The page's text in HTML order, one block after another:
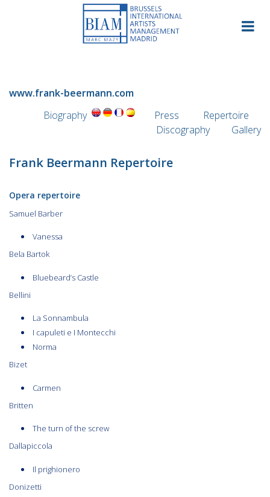
www.frank-beermann.com
Biography
Press
Repertoire
Discography
Gallery
Frank Beermann Repertoire
Opera repertoire
Samuel Barber
Vanessa
Bela Bartok
Bluebeard’s Castle
Bellini
La Sonnambula
I capuleti e I Montecchi
Norma
Bizet
Carmen
Britten
The turn of the screw
Dallapiccola
Il prighionero
Donizetti